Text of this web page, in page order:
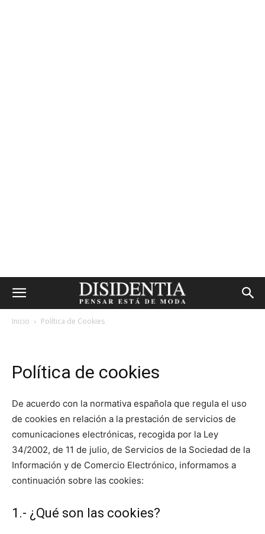
Inicio Política de Cookies
Política de cookies
De acuerdo con la normativa española que regula el uso
de cookies en relación a la prestación de servicios de
comunicaciones electrónicas, recogida por la Ley
34/2002, de 11 de julio, de Servicios de la Sociedad de la
Información y de Comercio Electrónico, informamos a
continuación sobre las cookies:
1.- ¿Qué son las cookies?